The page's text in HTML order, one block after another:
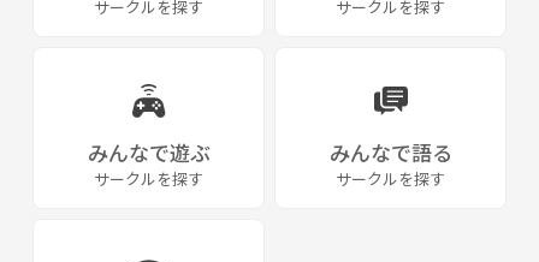
サークルを探す サークルを探す
みんなで遊ぶ
サークルを探す
みんなで語る
サークルを探す